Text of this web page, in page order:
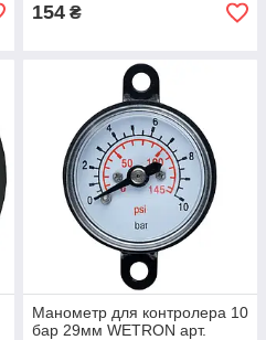
154 ₴
Манометр для контролера 10
бар 29мм WETRON арт.